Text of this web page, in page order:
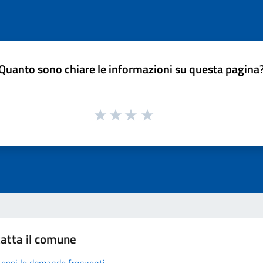
sono chiare le informazioni su questa
il comune